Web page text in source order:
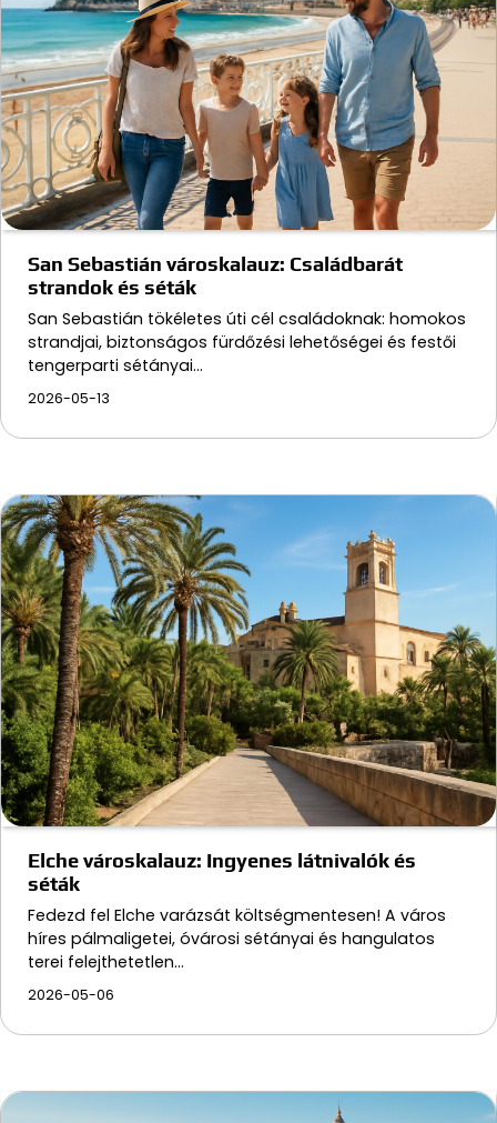
San Sebastián városkalauz: Családbarát
strandok és séták
San Sebastián tökéletes úti cél családoknak: homokos
strandjai, biztonságos fürdőzési lehetőségei és festői
tengerparti sétányai…
2026-05-13
Elche városkalauz: Ingyenes látnivalók és
séták
Fedezd fel Elche varázsát költségmentesen! A város
híres pálmaligetei, óvárosi sétányai és hangulatos
terei felejthetetlen…
2026-05-06